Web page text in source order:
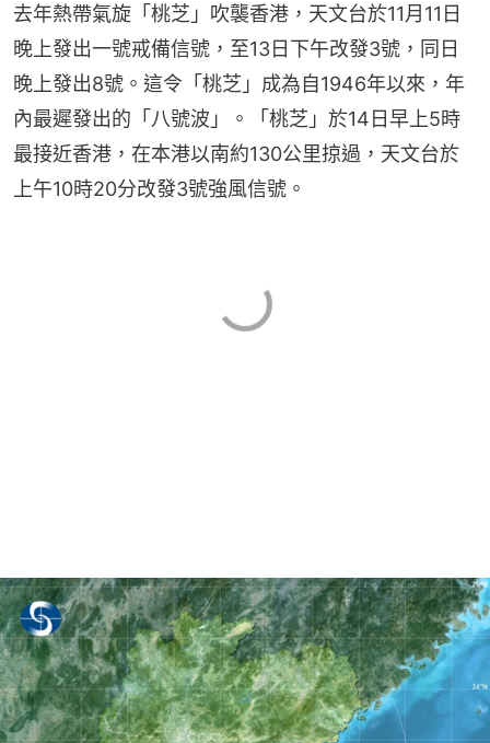
去年熱帶氣旋「桃芝」吹襲香港，天文台於11月11日
晚上發出一號戒備信號，至13日下午改發3號，同日
晚上發出8號。這令「桃芝」成為自1946年以來，年
內最遲發出的「八號波」。「桃芝」於14日早上5時
最接近香港，在本港以南約130公里掠過，天文台於
上午10時20分改發3號強風信號。